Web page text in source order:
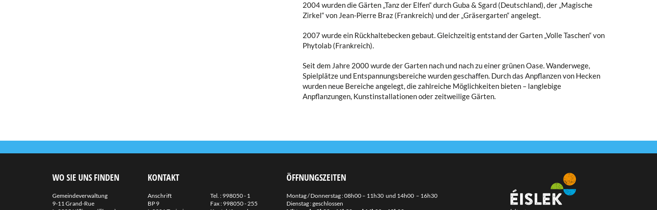
2004 wurden die Gärten „Tanz der Elfen“ durch Guba & Sgard (Deutschland), der „Magische
Zirkel“ von Jean-Pierre Braz (Frankreich) und der „Gräsergarten“ angelegt.
2007 wurde ein Rückhaltebecken gebaut. Gleichzeitig entstand der Garten „Volle Taschen“ von
Phytolab (Frankreich).
Seit dem Jahre 2000 wurde der Garten nach und nach zu einer grünen Oase. Wanderwege,
Spielplätze und Entspannungsbereiche wurden geschaffen. Durch das Anpflanzen von Hecken
wurden neue Bereiche angelegt, die zahlreiche Möglichkeiten bieten – langlebige
Anpflanzungen, Kunstinstallationen oder zeitweilige Gärten.
WO SIE UNS FINDEN
Gemeindeverwaltung
9-11 Grand-Rue
KONTAKT
Anschrift
BP 9
Tel. : 998050 - 1
Fax : 998050 - 255
ÖFFNUNGSZEITEN
Montag / Donnerstag : 08h00 – 11h30 und 14h00 – 16h30
Dienstag : geschlossen